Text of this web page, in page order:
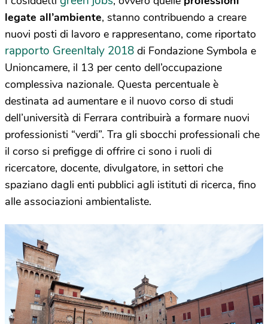
legate all’ambiente, stanno contribuendo a creare
nuovi posti di lavoro e rappresentano, come riportato
rapporto GreenItaly 2018 di Fondazione Symbola e
Unioncamere, il 13 per cento dell’occupazione
complessiva nazionale. Questa percentuale è
destinata ad aumentare e il nuovo corso di studi
dell’università di Ferrara contribuirà a formare nuovi
professionisti “verdi”. Tra gli sbocchi professionali che
il corso si prefigge di offrire ci sono i ruoli di
ricercatore, docente, divulgatore, in settori che
spaziano dagli enti pubblici agli istituti di ricerca, fino
alle associazioni ambientaliste.